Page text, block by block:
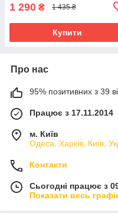
1 290 ₴ 1 435 ₴
Купити
Про нас
95% позитивних з 39
Працює з 17.11.2014
м. Київ
Одеса, Харків, Київ,
Контакти
Сьогодні працює з
Показати весь